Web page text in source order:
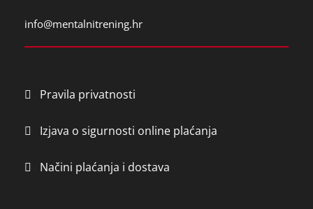
info@mentalnitrening.hr
Pravila privatnosti
Izjava o sigurnosti online plaćanja
Načini plaćanja i dostava